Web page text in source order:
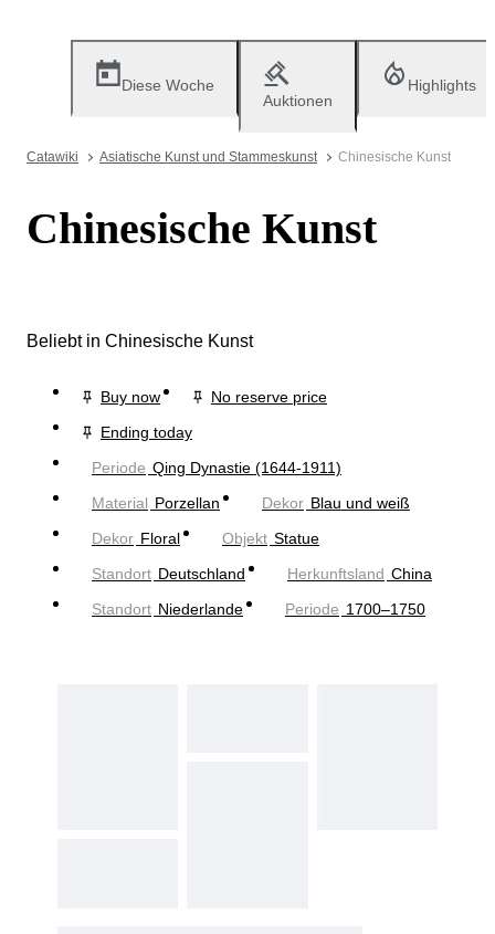
Diese Woche
Auktionen
Highlights
Catawiki Asiatische Kunst und Stammeskunst Chinesische Kunst
Chinesische Kunst
Beliebt in Chinesische Kunst
Buy now
No reserve price
Ending today
Periode Qing Dynastie (1644-1911)
Material Porzellan Dekor Blau und weiß
Dekor Floral Objekt Statue
Standort Deutschland Herkunftsland China
Standort Niederlande Periode 1700–1750